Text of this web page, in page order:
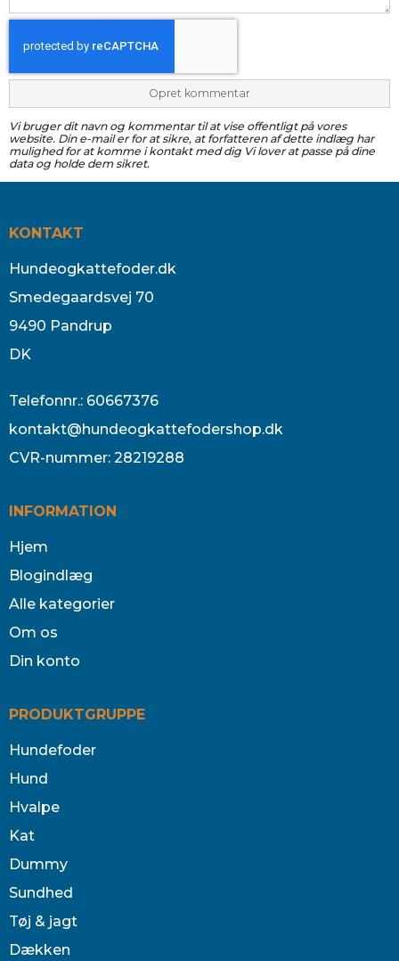
Opret kommentar
Vi bruger dit navn og kommentar til at vise offentligt på vores
website. Din e-mail er for at sikre, at forfatteren af dette indlæg har
mulighed for at komme i kontakt med dig Vi lover at passe på dine
data og holde dem sikret.
KONTAKT
Hundeogkattefoder.dk
Smedegaardsvej 70
9490 Pandrup
DK
Telefonnr.: 60667376
kontakt@hundeogkattefodershop.dk
CVR-nummer: 28219288
INFORMATION
Hjem
Blogindlæg
Alle kategorier
Om os
Din konto
PRODUKTGRUPPE
Hundefoder
Hund
Hvalpe
Kat
Dummy
Sundhed
Tøj & jagt
Dækken